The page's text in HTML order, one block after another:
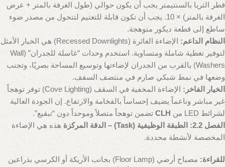
قطر الثريا بالسنتيمتر يجب أن يكون حوالي (طول الغرفة بالمتر + عرض
الغرفة بالمتر) × 10. يجب أن تكون قابلة للتعتيم لتتحول من مصدر ضوء
ساطع إلى قطعة ديكور متوهجة.
النظام الداعم:
الإضاءة الغائرة (Recessed Downlights) هي الخيار الأمثل
لتوفير تغطية شاملة ومتساوية. استخدم وحدات “غاسلة للجدران” (Wall
Washers) بالقرب من الجدران لإضاءتها وتوسيع المساحة بصريًا، وتجنب
وضعها في نمط شبكي صارم في منتصف السقف.
الخيار الفاخر:
الإضاءة المخفية في السقف (Cove Lighting) توفر توهجاً
غير مباشر وناعماً يضيف إحساساً بالفخامة والارتفاع. إن الجودة العالية
لشرائط LED من
CLH تضمن توهجاً متصلاً وموحداً دون “تبقيع”.
الفصل 2.2: الطبقة الوظيفية (Task) – الدقة المركزة
هذه هي الإضاءة
المخصصة لأنشطة محددة.
للقراءة:
مصباح أرضي (Floor Lamp) بجانب الأريكة أو الكرسي بذراعين